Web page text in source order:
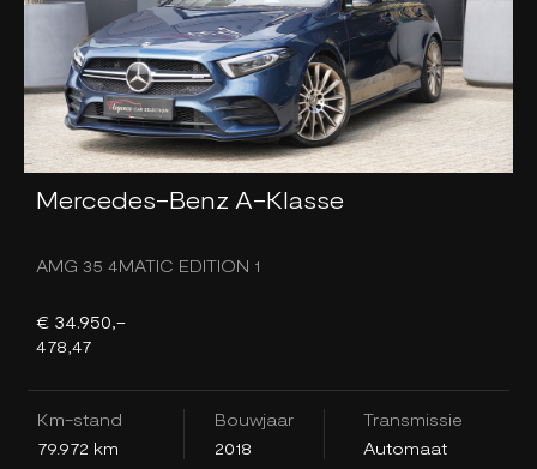
Mercedes-Benz A-Klasse
AMG 35 4MATIC EDITION 1
€ 34.950,-
478,47
Km-stand
79.972 km
Bouwjaar
2018
Transmissie
Automaat